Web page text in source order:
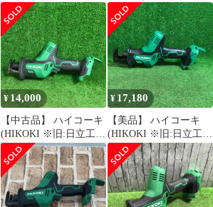
プロソー CR18DA バッ
テリー・充電器・ケー
ス別売り CR18DA(NN)
【木材・金属切断 DIY
枝打ち 粗大ゴミ解体】
スセーバーソー
CR18DA(NN) 【リライ
ズ蓮田店】
¥14,000
【中古品】 ハイコーキ
(HIKOKI ※旧:日立工
機) コードレスセーバ
ーソー CR18DA(NN)
【藤沢店】
¥17,180
【美品】 ハイコーキ
(HIKOKI ※旧:日立工
機) コードレスセーバ
ーソー CR18DA(NN)
【藤沢店】